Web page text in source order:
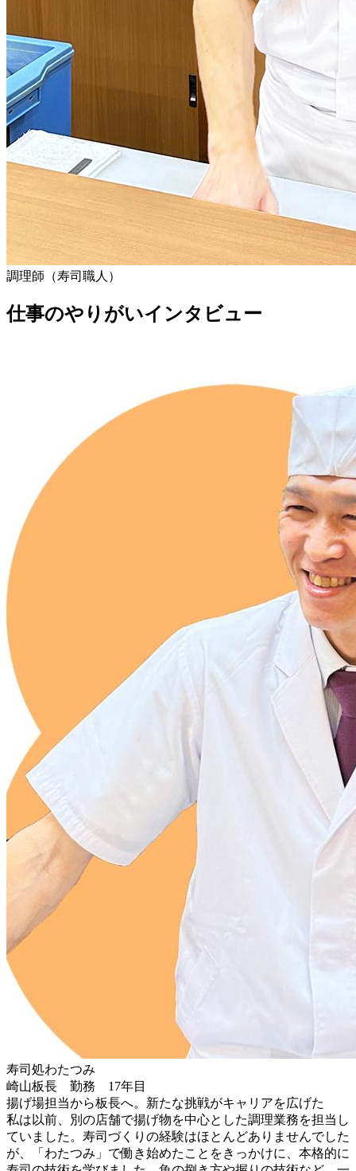
調理師（寿司職人）
仕事のやりがいインタビュー
寿司処わたつみ
崎山板長 勤務 17年目
揚げ場担当から板長へ。新たな挑戦がキャリアを広げた
私は以前、別の店舗で揚げ物を中心とした調理業務を担当し
ていました。寿司づくりの経験はほとんどありませんでした
が、「わたつみ」で働き始めたことをきっかけに、本格的に